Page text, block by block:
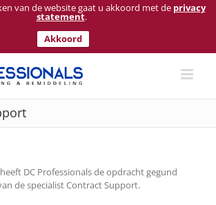
van de website gaat u akkoord met de privacy
statement.
Akkoord
DC Professionals de opdracht gegund
de specialist Contract Support.